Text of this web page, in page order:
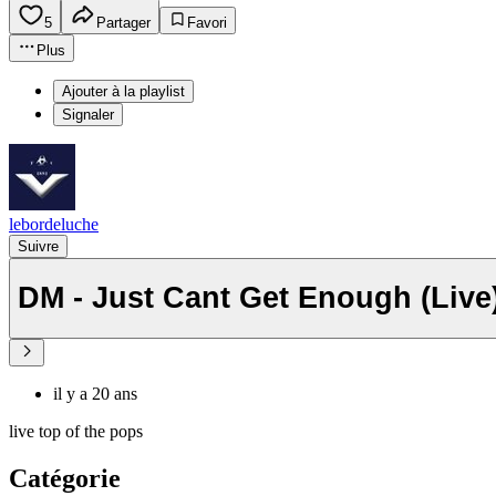
5 Partager
Favori
Plus
Ajouter à la playlist
Signaler
lebordeluche
Suivre
DM - Just Cant Get Enough
il y a 20 ans
live top of the pops
Catégorie